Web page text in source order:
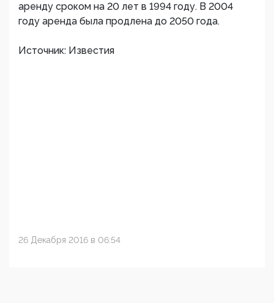
аренду сроком на 20 лет в 1994 году. В 2004
году аренда была продлена до 2050 года.
Источник: Известия
26 Декабря 2016 в 06:54